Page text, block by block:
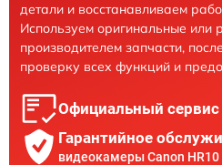
детали и восстанавливаем
Используем оригинальные или
производителем запчасти,
проверку всех функций и
Официальный сервис
Гарантийное
видеокамеры Canon HR10